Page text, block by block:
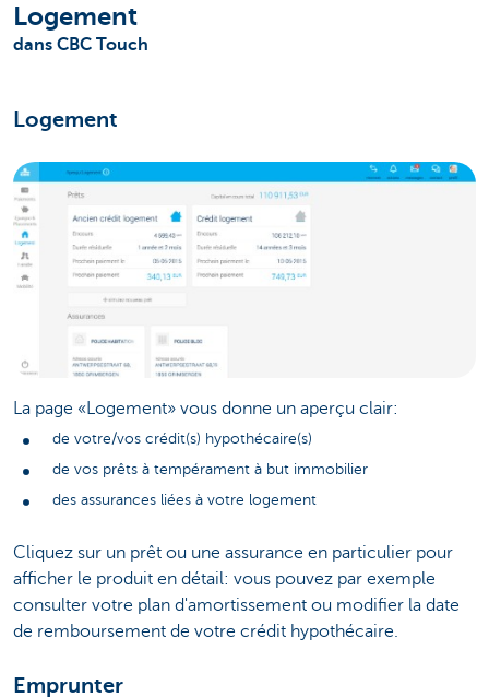
Logement
dans CBC Touch
Logement
La page «Logement» vous donne un aperçu clair:
de votre/vos crédit(s) hypothécaire(s)
de vos prêts à tempérament à but immobilier
des assurances liées à votre logement
Cliquez sur un prêt ou une assurance en particulier pour
afficher le produit en détail: vous pouvez par exemple
consulter votre plan d'amortissement ou modifier la date
de remboursement de votre crédit hypothécaire.
Emprunter